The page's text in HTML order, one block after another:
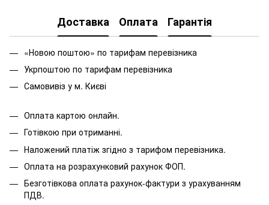
Доставка Оплата Гарантія
«Новою поштою» по тарифам перевізника
Укрпоштою по тарифам перевізника
Самовивіз у м. Києві
Оплата картою онлайн.
Готівкою при отриманні.
Наложений платіж згідно з тарифом перевізника.
Оплата на розрахунковий рахунок ФОП.
Безготівкова оплата рахунок-фактури з урахуванням
ПДВ.